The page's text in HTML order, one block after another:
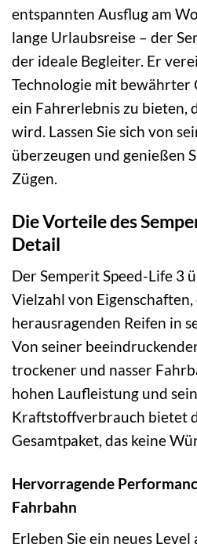
entspannten Ausflug am
lange Urlaubsreise – der
der ideale Begleiter. Er
Technologie mit bewährter
ein Fahrerlebnis zu bieten,
wird. Lassen Sie sich von
überzeugen und genießen
Zügen.
Die Vorteile des
Detail
Der Semperit Speed-Life 3
Vielzahl von
herausragenden Reifen in
Von seiner
trockener und nasser
hohen Laufleistung und
Kraftstoffverbrauch bietet
Gesamtpaket, das keine
Hervorragende
Fahrbahn
Erleben Sie ein neues